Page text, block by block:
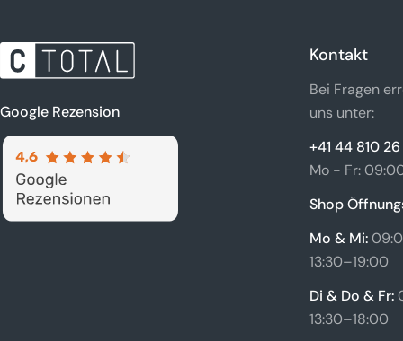
Google Rezension
Kontakt
Bei Fragen
uns unter:
+41 44 810
Mo - Fr:
Shop
Mo & Mi:
13:30–19:00
Di & Do & Fr:
13:30–18:00